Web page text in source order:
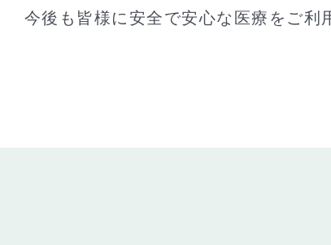
今後も皆様に安全で安心な医療をご利